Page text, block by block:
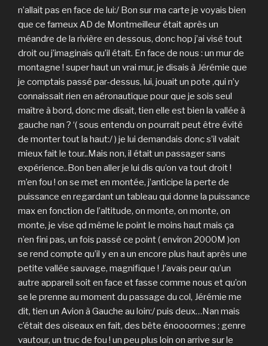
n’allait pas en face de lui:/ Bon sur ma carte je voyais bien
que ce fameux AD de Montmeilleur était après un
méandre de la rivière en dessous, donc hop j’ai visé tout
droit ou j’imaginais qu’il était. En face de nous : un mur de
montagne ! super haut un vrai mur, je disais à Jérémie que
je comptais passé par-dessus, lui, jouait un pote ,qui n’y
connaissait rien en aéronautique pour que je sois seul
maître à bord, donc me disait, tien elle est bien la vallée à
gauche nan ? ‘( sous entendu on pourrait peut être évité
de monter tout la haut:/ ) je lui demandais donc s’il valait
mieux fait le tour..Mais non, il était un passager sans
expérience..Bon ben aller je lui dis qu’on va tout droit !
m’en fou ! on se met en montée, j’anticipe la perte de
puissance en regardant un tableau qui donne la puissance
max en fonction de l’altitude, on monte, on monte, on
monte, je vise qd même le point le moins haut mais ça
n’en fini pas, un fois passé ce point ( environ 2000M )on
se rend compte qu’il y en a un encore plus haut après une
petite vallée sauvage, magnifique ! J’avais peur qu’un
autre appareil soit en face et fasse comme nous et qu’on
se le prenne au moment du passage du col, Jérémie me
dit, tien un Avion à Gauche au loin:/ puis deux…Nan mais
c’était des oiseaux en fait, des bête énoooormes ; genre
vautour, un truc de fou ! un peu plus loin on arrive sur le